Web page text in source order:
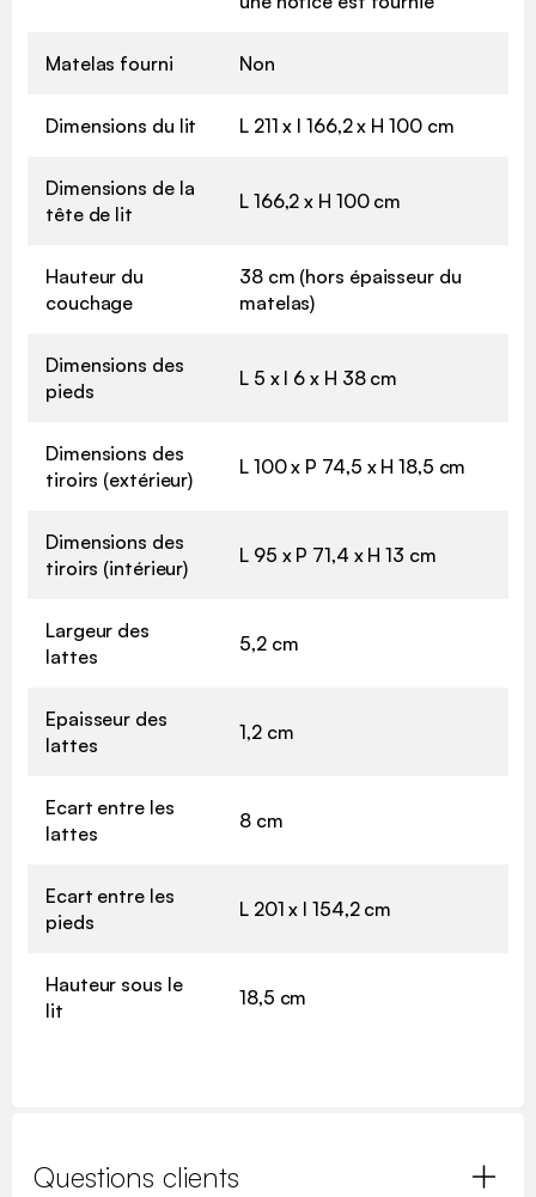
Matelas fourni Non
Dimensions du lit L 211 x l 166,2 x H 100 cm
Dimensions de la
tête de lit
L 166,2 x H 100 cm
Hauteur du
couchage
38 cm (hors épaisseur du
matelas)
Dimensions des
pieds
L 5 x l 6 x H 38 cm
Dimensions des
tiroirs (extérieur)
L 100 x P 74,5 x H 18,5 cm
Dimensions des
tiroirs (intérieur)
L 95 x P 71,4 x H 13 cm
Largeur des
lattes
5,2 cm
Epaisseur des
lattes
1,2 cm
Ecart entre les
lattes
8 cm
Ecart entre les
pieds
L 201 x l 154,2 cm
Hauteur sous le
lit
18,5 cm
Questions clients